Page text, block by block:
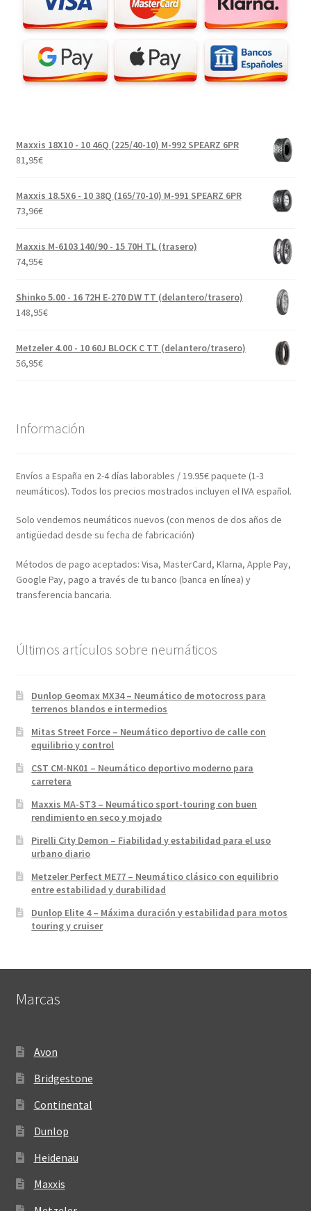
Maxxis 18X10 - 10 46Q (225/40-10) M-992 SPEARZ 6PR
81,95€
Maxxis 18.5X6 - 10 38Q (165/70-10) M-991 SPEARZ 6PR
73,96€
Maxxis M-6103 140/90 - 15 70H TL (trasero)
74,95€
Shinko 5.00 - 16 72H E-270 DW TT (delantero/trasero)
148,95€
Metzeler 4.00 - 10 60J BLOCK C TT (delantero/trasero)
56,95€
Información
Envíos a España en 2-4 días laborables / 19.95€ paquete (1-3
neumáticos). Todos los precios mostrados incluyen el IVA español.
Solo vendemos neumáticos nuevos (con menos de dos años de
antigüedad desde su fecha de fabricación)
Métodos de pago aceptados: Visa, MasterCard, Klarna, Apple Pay,
Google Pay, pago a través de tu banco (banca en línea) y
transferencia bancaria.
Últimos artículos sobre neumáticos
Dunlop Geomax MX34 – Neumático de motocross para
terrenos blandos e intermedios
Mitas Street Force – Neumático deportivo de calle con
equilibrio y control
CST CM-NK01 – Neumático deportivo moderno para
carretera
Maxxis MA-ST3 – Neumático sport-touring con buen
rendimiento en seco y mojado
Pirelli City Demon – Fiabilidad y estabilidad para el uso
urbano diario
Metzeler Perfect ME77 – Neumático clásico con equilibrio
entre estabilidad y durabilidad
Dunlop Elite 4 – Máxima duración y estabilidad para motos
touring y cruiser
Marcas
Avon
Bridgestone
Continental
Dunlop
Heidenau
Maxxis